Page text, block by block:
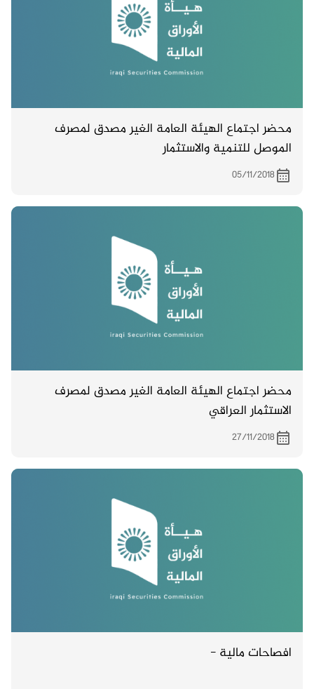
محضر اجتماع الهيئة العامة الغير مصدق لمصرف
الموصل للتنمية والاستثمار
05/11/2018
محضر اجتماع الهيئة العامة الغير مصدق لمصرف
الاستثمار العراقي
27/11/2018
افصاحات مالية -